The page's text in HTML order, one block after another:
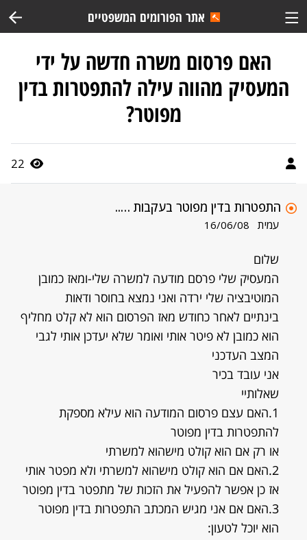
אתר הפורומים המשפטיים
האם פרסום משרה חדשה על ידי
המעסיק מהווה עילה להתפטרות בדין
מפוטר?
22
התפטרות בדין מפוטר בעקבות …..
עמית 16/06/08
שלום
המעסיק שלי פרסם מודעה למשרה שלי-ומאז כמובן
המוטיבציה שלי ירדה ואני נמצא בחוסר ודאות
בינתיים לאחר כחודש מאז הפרסום הוא לא קלט מחליף
הוא כמובן לא פיטר אותי ואומר שלא יעדכן אותי לגבי
המצב העדכני
אני עובד בכיר
שאלותיי
1.האם עצם פרסום המודעה הוא עילא מספקת
להתפטרות בדין מפוטר
או רק אם הוא קולט מישהוא למשרתי
2.האם אם הוא קולט מישהוא למשרתי ולא מפטר אותי
אז כן אפשר להפעיל את הזכות של מתפטר בדין מפוטר
3.האם אם אני מגיש המכתב התפטרות בדין מפוטר
הוא יוכל לטעון: